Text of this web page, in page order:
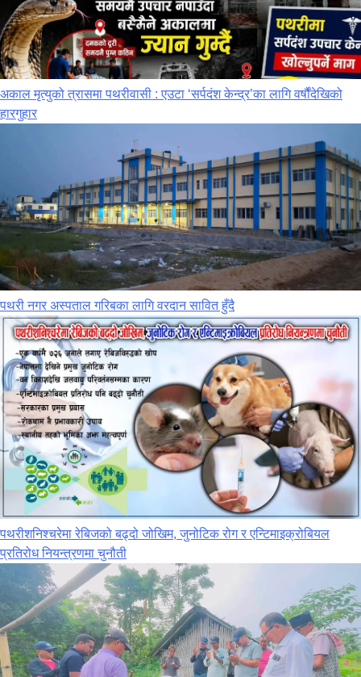
अकाल मृत्युको त्रासमा पथरीवासी : एउटा ‘सर्पदंश केन्द्र’का लागि वर्षौंदेखिको
हारगुहार
पथरी नगर अस्पताल गरिबका लागि वरदान सावित हुँदै
पथरीशनिश्‍चरेमा रेबिजको बढ्दो जोखिम, जुनोटिक रोग र एन्टिमाइक्रोबियल
प्रतिरोध नियन्त्रणमा चुनौती